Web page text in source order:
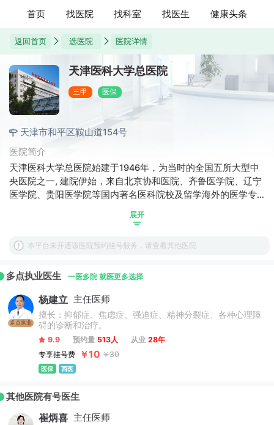
首页 找医院 找科室 找医生 健康头条
返回首页 选医院 医院详情
天津医科大学总医院
三甲 医保
天津市和平区鞍山道154号
医院简介
天津医科大学总医院始建于1946年，为当时的全国五所大型中
央医院之一, 建院伊始，来自北京协和医院、齐鲁医学院、辽宁
医学院、贵阳医学院等国内著名医科院校及留学海外的医学专
过70多年的发展，天津医科大学总医院已成为天津市集医疗、
中心。 医院占地面积91,627.03平方米（137.44亩），
总支，95个党支部，目前共有党员2373人。医院现有25个职能
室，3个专科医学中心，成立互联网医院。
展开
本平台未开通该医院预约挂号服务，请查看其他医院
多点执业医生 一医多院 就医更多选择
多点执业
杨建立 主任医师
擅长：抑郁症、焦虑症、强迫症、精神分裂症、各种心理障
碍的诊断和治疗。
9.9 预约量 513人 从业 28年
专享挂号费
￥10 ￥30
医保 西医
其他医院有号医生
崔炳喜 主任医师